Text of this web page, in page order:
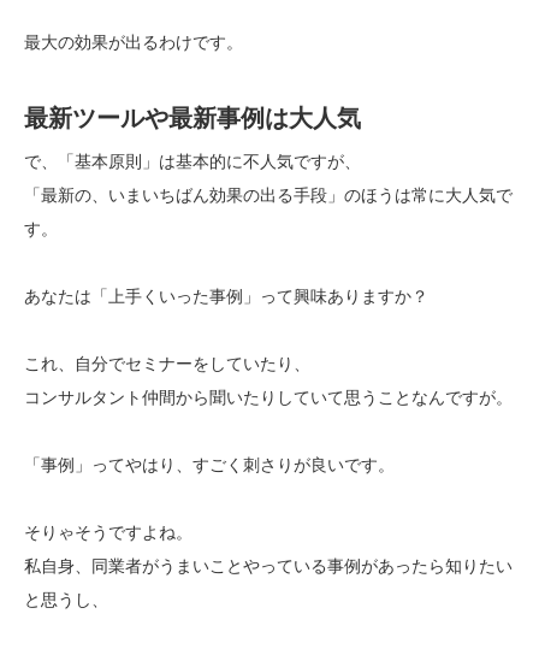
最大の効果が出るわけです。
最新ツールや最新事例は大人気
で、「基本原則」は基本的に不人気ですが、
「最新の、いまいちばん効果の出る手段」のほうは常に大人気で
す。
あなたは「上手くいった事例」って興味ありますか？
これ、自分でセミナーをしていたり、
コンサルタント仲間から聞いたりしていて思うことなんですが。
「事例」ってやはり、すごく刺さりが良いです。
そりゃそうですよね。
私自身、同業者がうまいことやっている事例があったら知りたい
と思うし、